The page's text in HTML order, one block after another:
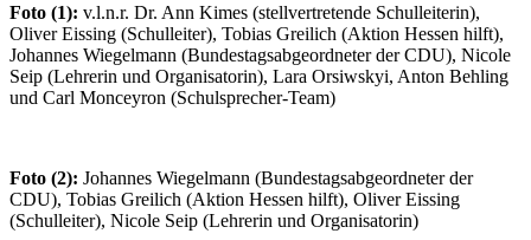
Foto (1): v.l.n.r. Dr. Ann Kimes (stellvertretende Schulleiterin),
Oliver Eissing (Schulleiter), Tobias Greilich (Aktion Hessen hilft),
Johannes Wiegelmann (Bundestagsabgeordneter der CDU), Nicole
Seip (Lehrerin und Organisatorin), Lara Orsiwskyi, Anton Behling
und Carl Monceyron (Schulsprecher-Team)
Foto (2): Johannes Wiegelmann (Bundestagsabgeordneter der
CDU), Tobias Greilich (Aktion Hessen hilft), Oliver Eissing
(Schulleiter), Nicole Seip (Lehrerin und Organisatorin)